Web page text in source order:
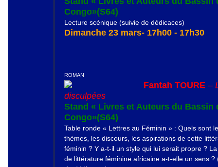
Congo»(S64)
Lecture scénique (suivie de dédicaces)
Dimanche 23 mars- 17h00 - 17h30
ROMAN
Fantah TOURE –
disculpées
Stand « Livres et Auteurs du Bassin
Congo»(S64)
Table ronde « Lettres au Féminin » : Quels sont
thèmes, les discours, les aspirations de cette
féminin ? Y a-t-il un style qui lui serait propre ?
de littérature féminine africaine a-t-elle un sens